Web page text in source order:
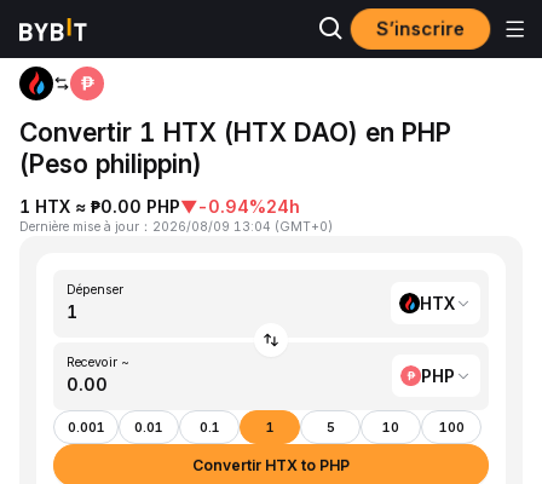
S’inscrire
Accueil
Convertir 1 HTX (HTX DAO) en PHP
(Peso philippin)
1 HTX ≈ ₱0.00 PHP▼-0.94%24h
Dernière mise à jour ： 2026/08/09 13:04 (GMT+0)
Dépenser
HTX
Recevoir ~
PHP
0.001 0.01 0.1 1 5 10 100
Convertir HTX to PHP